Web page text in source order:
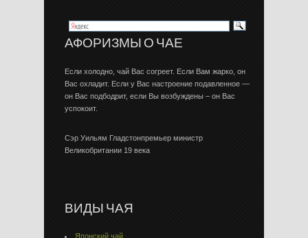
АФОРИЗМЫ О ЧАЕ
Если холодно, чай Вас согреет. Если Вам жарко, он
Вас охладит. Если у Вас настроение подавленное —
он Вас подбодрит, если Вы возбуждены – он Вас
успокоит.
Сэр Уильям Гладстонпремьер министр
Великобритании 19 века
ВИДЫ ЧАЯ
Японский чай